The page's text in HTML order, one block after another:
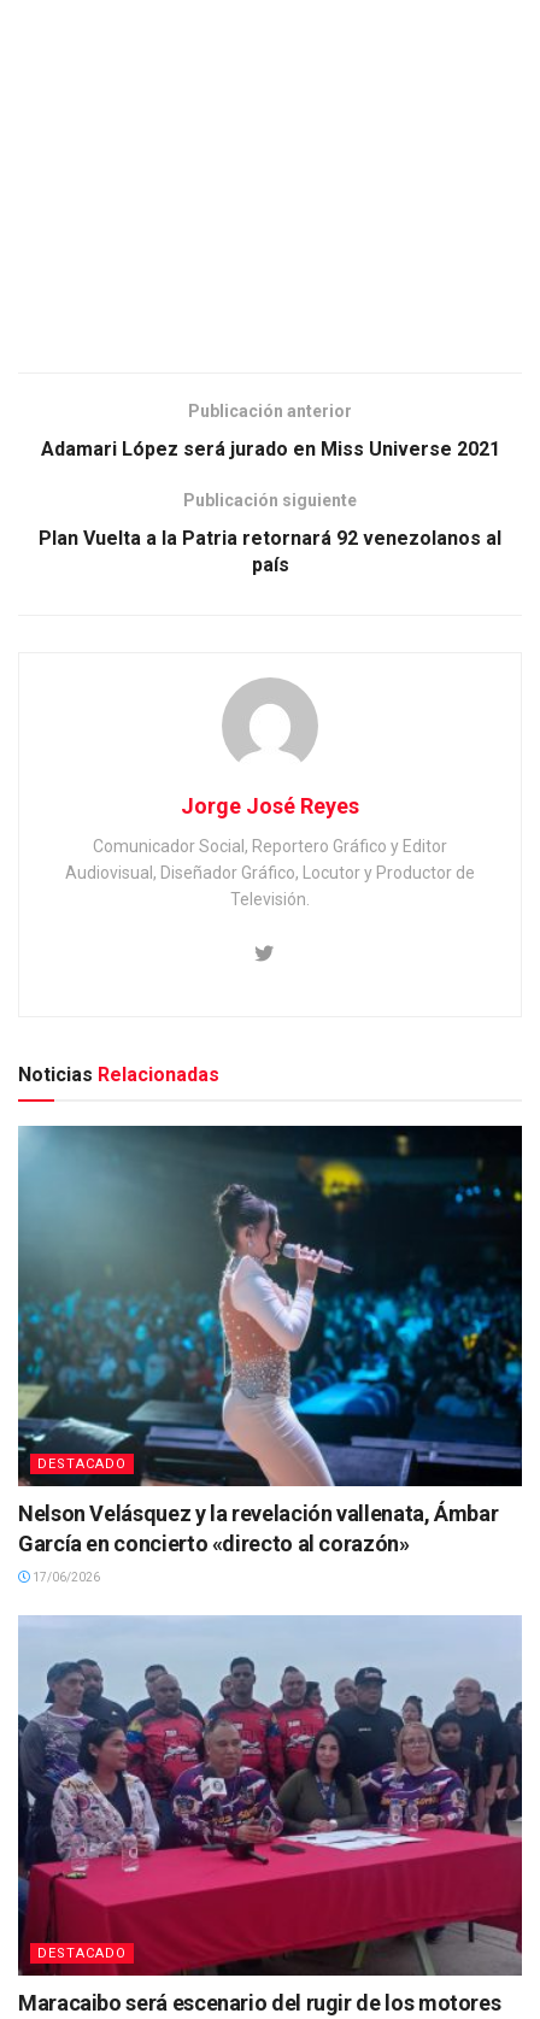
Publicación anterior
Adamari López será jurado en Miss Universe 2021
Publicación siguiente
Plan Vuelta a la Patria retornará 92 venezolanos al
país
Jorge José Reyes
Comunicador Social, Reportero Gráfico y Editor
Audiovisual, Diseñador Gráfico, Locutor y Productor de
Televisión.
Noticias Relacionadas
DESTACADO
Nelson Velásquez y la revelación vallenata, Ámbar
García en concierto «directo al corazón»
17/06/2026
DESTACADO
Maracaibo será escenario del rugir de los motores